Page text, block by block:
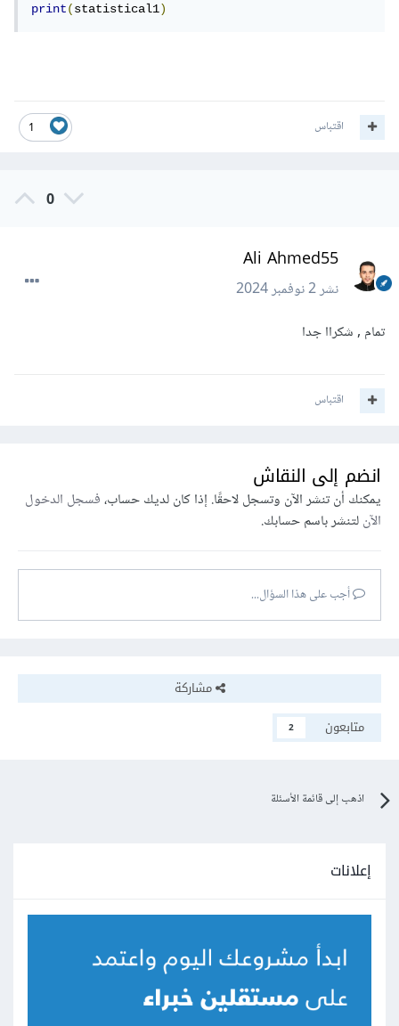
print(statistical1)
1 اقتباس
0
Ali Ahmed55
نشر2 نوفمبر 2024
تمام , شكراا جدا
اقتباس
انضم إلى النقاش
يمكنك أن تنشر الآن وتسجل لاحقًا. إذا كان لديك حساب،فسجل الدخول
الآنلتنشر باسم حسابك.
أجب على هذا السؤال...
مشاركة
متابعون
2
اذهب إلى قائمة الأسئلة
إعلانات